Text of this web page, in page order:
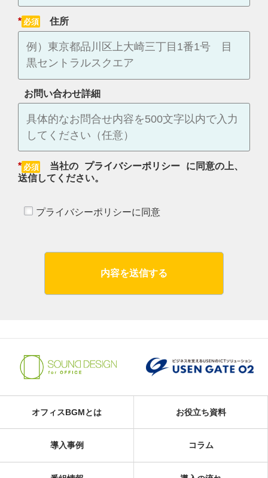
* 住所
お問い合わせ詳細
* 当社の プライバシーポリシー
に同意の上、
送信してください。
プライバシーポリシーに同意
内容を送信する
オフィスBGMとは お役立ち資料
導入事例 コラム